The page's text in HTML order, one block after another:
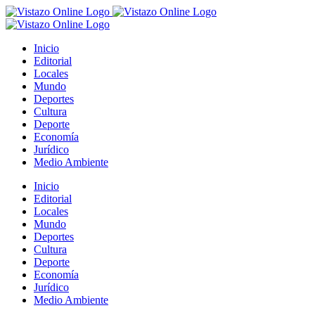
Saltar
al
Inicio
Editorial
Locales
Mundo
Deportes
Cultura
Deporte
Economía
Jurídico
Medio Ambiente
Inicio
Editorial
Locales
Mundo
Deportes
Cultura
Deporte
Economía
Jurídico
Medio Ambiente